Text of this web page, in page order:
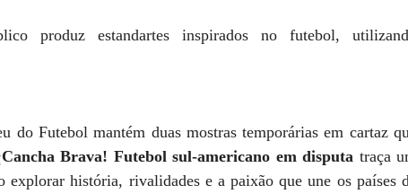
produz estandartes inspirados no futebol,
do Futebol mantém duas mostras temporárias em cartaz
Brava! Futebol sul-americano em disputa traça
explorar história, rivalidades e a paixão que une os países